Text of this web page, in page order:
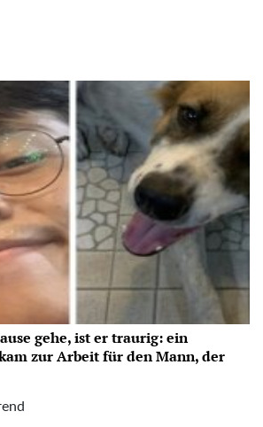
gehe, ist er traurig: ein
zur Arbeit für den Mann, der